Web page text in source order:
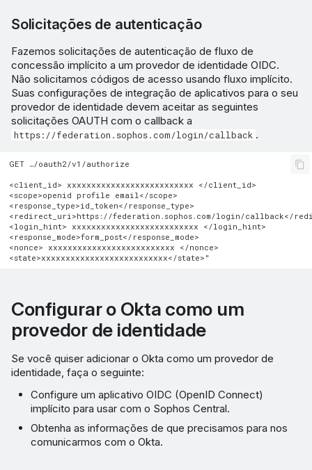
Solicitações de autenticação
Fazemos solicitações de autenticação de fluxo de
concessão implícito a um provedor de identidade OIDC.
Não solicitamos códigos de acesso usando fluxo implícito.
Suas configurações de integração de aplicativos para o seu
provedor de identidade devem aceitar as seguintes
solicitações OAUTH com o callback a
https://federation.sophos.com/login/callback .
GET …/oauth2/v1/authorize
<client_id> xxxxxxxxxxxxxxxxxxxxxxxxxx </client_id>
<scope>openid profile email</scope>
<response_type>id_token</response_type>
<redirect_uri>https://federation.sophos.com/login/callback</
<login_hint> xxxxxxxxxxxxxxxxxxxxxxxxxx </login_hint>
<response_mode>form_post</response_mode>
<nonce> xxxxxxxxxxxxxxxxxxxxxxxxxx </nonce>
Configurar o Okta como um
provedor de identidade
Se você quiser adicionar o Okta como um provedor de
identidade, faça o seguinte:
Configure um aplicativo OIDC (OpenID Connect)
implícito para usar com o Sophos Central.
Obtenha as informações de que precisamos para nos
comunicarmos com o Okta.